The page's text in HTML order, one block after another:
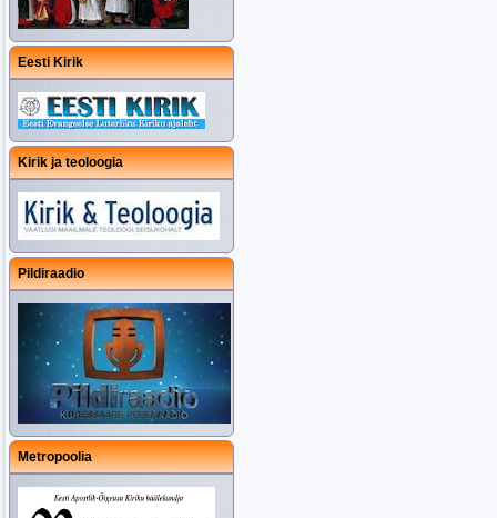
Eesti Kirik
Kirik ja teoloogia
Pildiraadio
Metropoolia